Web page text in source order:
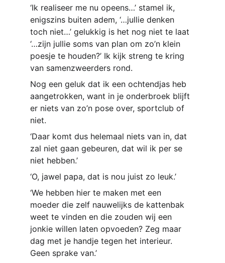
‘Ik realiseer me nu opeens…’ stamel ik,
enigszins buiten adem, ‘…jullie denken
toch niet…’ gelukkig is het nog niet te laat
‘…zijn jullie soms van plan om zo’n klein
poesje te houden?’ Ik kijk streng te kring
van samenzweerders rond.
Nog een geluk dat ik een ochtendjas heb
aangetrokken, want in je onderbroek blijft
er niets van zo’n pose over, sportclub of
niet.
‘Daar komt dus helemaal niets van in, dat
zal niet gaan gebeuren, dat wil ik per se
niet hebben.’
‘O, jawel papa, dat is nou juist zo leuk.’
‘We hebben hier te maken met een
moeder die zelf nauwelijks de kattenbak
weet te vinden en die zouden wij een
jonkie willen laten opvoeden? Zeg maar
dag met je handje tegen het interieur.
Geen sprake van.’